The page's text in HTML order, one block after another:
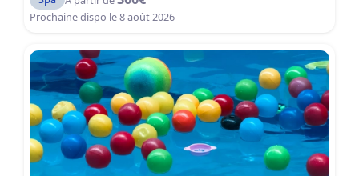
Prochaine dispo le8 août 2026